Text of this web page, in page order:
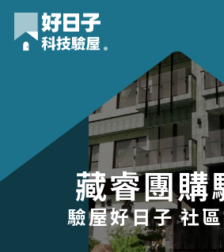
藏睿團購
驗屋好日子 社